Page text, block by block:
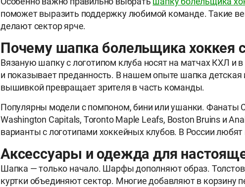
поможет выразить поддержку любимой команде. Такие
делают сектор ярче.
Почему шапка болельщика хоккея
Вязаную шапку с логотипом клуба носят на матчах КХЛ и
и показывает преданность. В нашем опыте шапка детская
вышивкой превращает зрителя в часть команды.
Популярны модели с помпоном, бини или ушанки. Фанаты
Washington Capitals, Toronto Maple Leafs, Boston Bruins и
варианты с логотипами хоккейных клубов. В России
Аксессуары и одежда для
Шапка — только начало. Шарфы дополняют образ.
куртки объединяют сектор. Многие добавляют в корзину